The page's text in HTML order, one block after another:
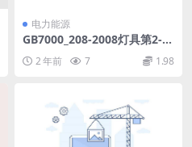
电力能源
GB7000_208-2008灯具第2-8
部分：特殊要求手提灯.rar
2 年前 7 1.98